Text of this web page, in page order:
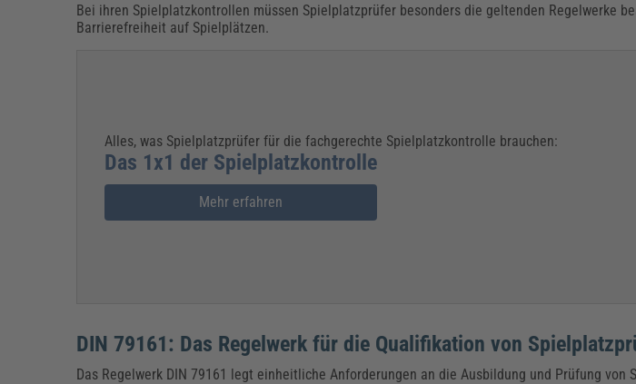
Bei ihren Spielplatzkontrollen müssen Spielplatzprüfer besonders die geltenden Regelwerke
Barrierefreiheit auf Spielplätzen.
Alles, was Spielplatzprüfer für die fachgerechte Spielplatzkontrolle brauchen:
Das 1x1 der Spielplatzkontrolle
Mehr erfahren
DIN 79161: Das Regelwerk für die Qualifikation von
Das Regelwerk DIN 79161 legt einheitliche Anforderungen an die Ausbildung und Prüfung